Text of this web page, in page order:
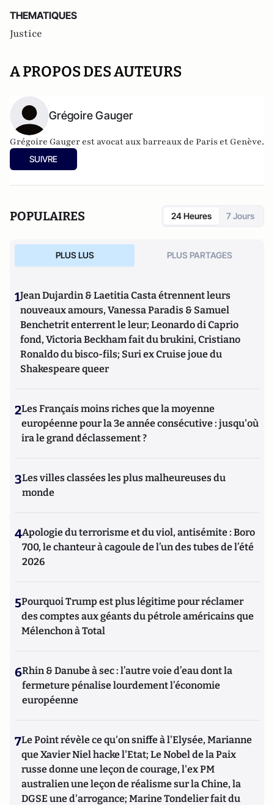
THEMATIQUES
Justice
A PROPOS DES AUTEURS
Grégoire Gauger
Grégoire Gauger est avocat aux barreaux de Paris et Genève.
SUIVRE
POPULAIRES 24 Heures 7 Jours
PLUS LUS PLUS PARTAGES
1Jean Dujardin & Laetitia Casta étrennent leurs
nouveaux amours, Vanessa Paradis & Samuel
Benchetrit enterrent le leur; Leonardo di Caprio
fond, Victoria Beckham fait du brukini, Cristiano
Ronaldo du bisco-fils; Suri ex Cruise joue du
Shakespeare queer
2Les Français moins riches que la moyenne
européenne pour la 3e année consécutive : jusqu'où
ira le grand déclassement ?
3Les villes classées les plus malheureuses du
monde
4Apologie du terrorisme et du viol, antisémite : Boro
700, le chanteur à cagoule de l’un des tubes de l’été
2026
5Pourquoi Trump est plus légitime pour réclamer
des comptes aux géants du pétrole américains que
Mélenchon à Total
6Rhin & Danube à sec : l’autre voie d’eau dont la
fermeture pénalise lourdement l’économie
européenne
7Le Point révèle ce qu'on sniffe à l'Elysée, Marianne
que Xavier Niel hacke l'Etat; Le Nobel de la Paix
russe donne une leçon de courage, l'ex PM
australien une leçon de réalisme sur la Chine, la
DGSE une d'arrogance; Marine Tondelier fait du